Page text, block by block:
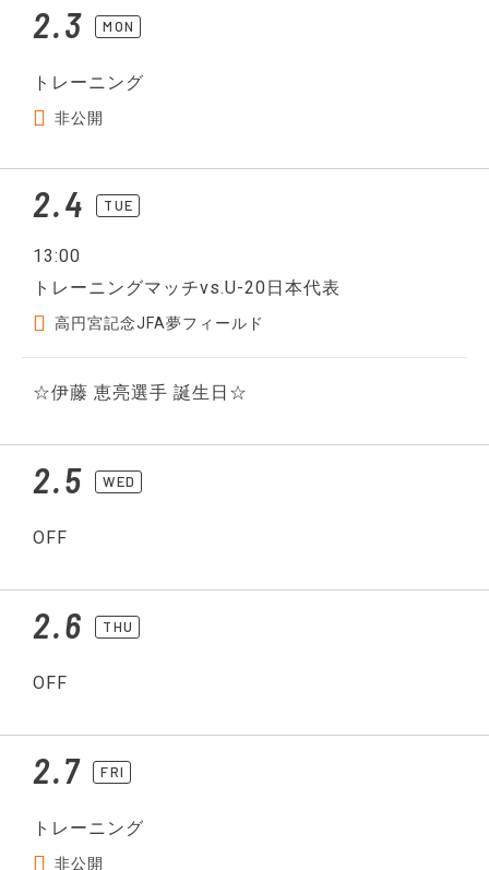
2.3 MON
トレーニング
非公開
2.4 TUE
13:00
トレーニングマッチvs.U-20日本代表
高円宮記念JFA夢フィールド
☆伊藤 恵亮選手 誕生日☆
2.5 WED
OFF
2.6 THU
OFF
2.7 FRI
トレーニング
非公開